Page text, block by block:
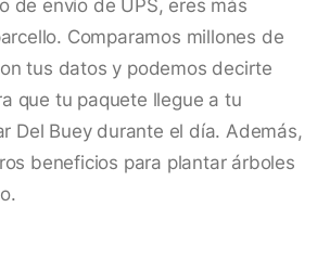
de envío de UPS, eres más
Comparamos millones de
tus datos y podemos decirte
que tu paquete llegue a tu
Del Buey durante el día. Además,
beneficios para plantar árboles